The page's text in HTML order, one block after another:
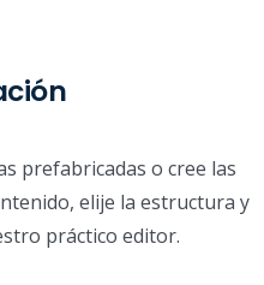
prefabricadas o cree las
elije la estructura y
práctico editor.